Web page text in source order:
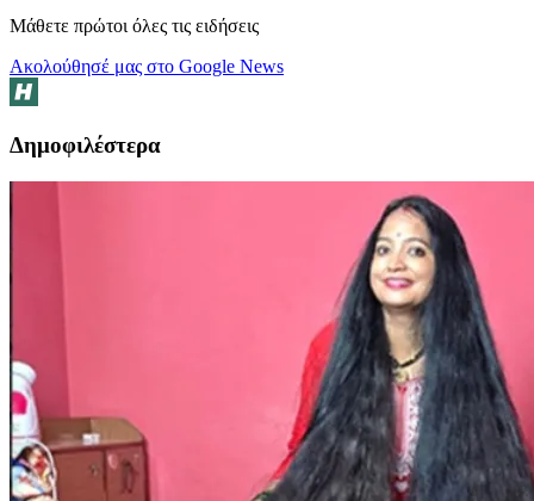
Μάθετε πρώτοι όλες τις ειδήσεις
Ακολούθησέ μας στο Google News
Δημοφιλέστερα